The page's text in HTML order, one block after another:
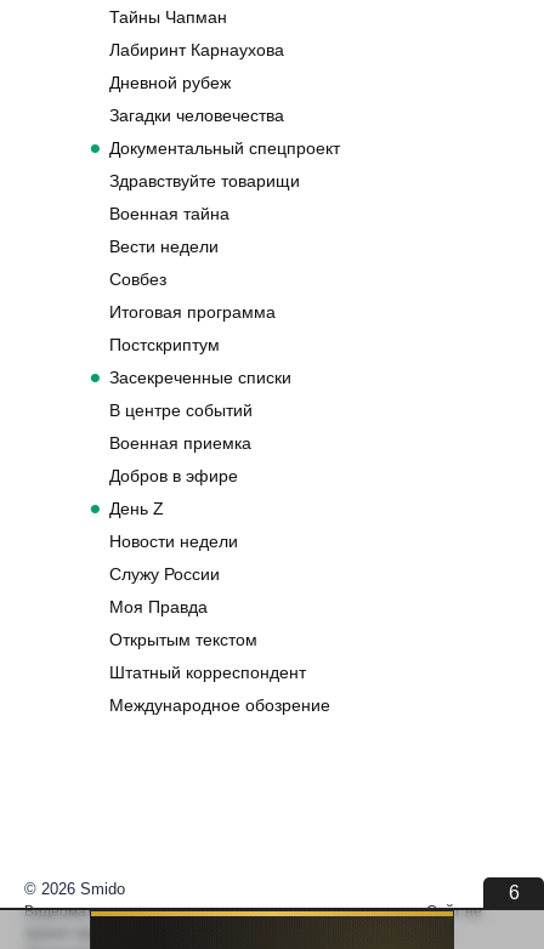
Тайны Чапман
Лабиринт Карнаухова
Дневной рубеж
Загадки человечества
Документальный спецпроект
Здравствуйте товарищи
Военная тайна
Вести недели
Совбез
Итоговая программа
Постскриптум
Засекреченные списки
В центре событий
Военная приемка
Добров в эфире
День Z
Новости недели
Служу России
Моя Правда
Открытым текстом
Штатный корреспондент
Международное обозрение
6
© 2026 Smido
Видеоматериалы встраиваются из открытых источников. Сайт не